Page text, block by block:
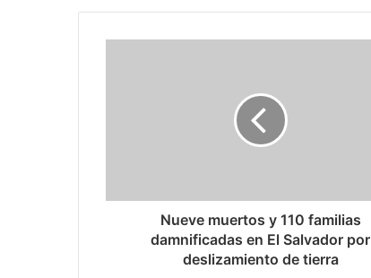
Nueve muertos y 110 familias
damnificadas en El Salvador por
deslizamiento de tierra